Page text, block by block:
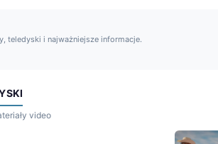
teledyski i najważniejsze informacje.
video